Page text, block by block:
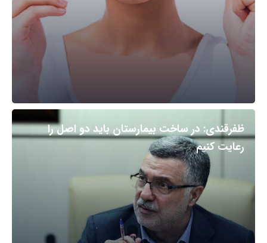
ظفرقندی: در ساخت بیمارستان باید دو اصل را
رعایت کنیم